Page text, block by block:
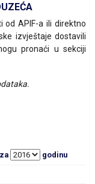
od APIF-a ili direktno
izvještaje dostavili
pronaći u sekciji
godinu